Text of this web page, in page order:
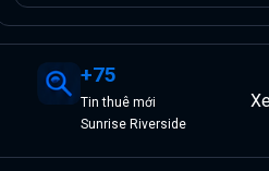
+75
Tinthuêmới
Sunrise Riverside